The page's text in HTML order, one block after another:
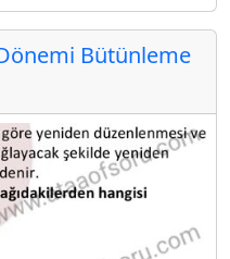
Bütünleme